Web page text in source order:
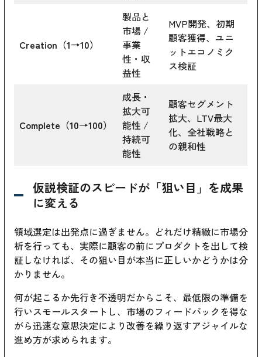
Creation（1→10）
製品と
市場 /
事業
性・収
益性
MVP開発、初期
顧客獲得、ユニ
ットエコノミク
ス検証
Complete（10→100）
成長・
拡大可
能性 /
持続可
能性
顧客セグメント
拡大、LTV最大
化、全社戦略と
の親和性
仮説検証のスピードが「狙い目」を成果
に変える
領域選定は出発点に過ぎません。どれだけ精緻に市場分
析を行っても、実際に顧客の前にプロダクトを出して検
証しなければ、その狙い目が本当に正しいかどうかは分
かりません。
何が起こるか先行き不透明だからこそ、最低限の準備を
行いスモールスタートし、市場のフィードバックを得な
がら迅速な意思決定により改善を繰り返すアジャイルな
進め方が求められます。